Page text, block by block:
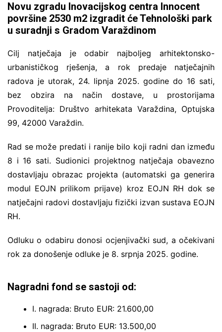
Novu zgradu Inovacijskog centra Innocent
površine 2530 m2 izgradit će Tehnološki park
u suradnji s Gradom Varaždinom
Cilj natječaja je odabir najboljeg arhitektonsko-
urbanističkog rješenja, a rok predaje natječajnih
radova je utorak, 24. lipnja 2025. godine do 16 sati,
bez obzira na način dostave, u prostorijama
Provoditelja: Društvo arhitekata Varaždina, Optujska
99, 42000 Varaždin.
Rad se može predati i ranije bilo koji radni dan između
8 i 16 sati. Sudionici projektnog natječaja obavezno
dostavljaju obrazac projekta (automatski ga generira
modul EOJN prilikom prijave) kroz EOJN RH dok se
natječajni radovi dostavljaju fizički izvan sustava EOJN
RH.
Odluku o odabiru donosi ocjenjivački sud, a očekivani
rok za donošenje odluke je 8. srpnja 2025. godine.
Nagradni fond se sastoji od:
I. nagrada: Bruto EUR: 21.600,00
II. nagrada: Bruto EUR: 13.500,00